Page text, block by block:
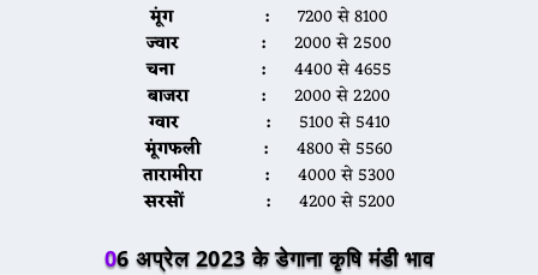
मूंग :
7200 से 8100
ज्वार :
2000 से 2500
चना :
4400 से 4655
बाजरा :
2000 से 2200
ग्वार :
5100 से 5410
मूंगफली :
4800 से 5560
तारामीरा :
4000 से 5300
सरसों :
4200 से 5200
06 अप्रेल 2023 के डेगाना कृषि मंडी भाव